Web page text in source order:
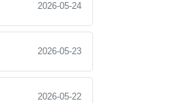
2026-05-24
2026-05-23
2026-05-22